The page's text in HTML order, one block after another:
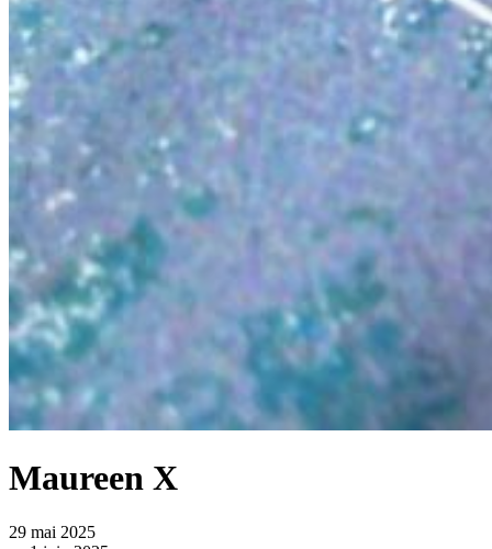
Maureen X
29 mai 2025